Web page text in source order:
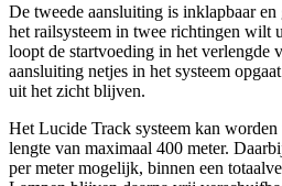
De tweede aansluiting is inklapbaar
het railsysteem in twee richtingen wilt
loopt de startvoeding in het verlengde
aansluiting netjes in het systeem
uit het zicht blijven.
Het Lucide Track systeem kan
lengte van maximaal 400 meter.
per meter mogelijk, binnen een